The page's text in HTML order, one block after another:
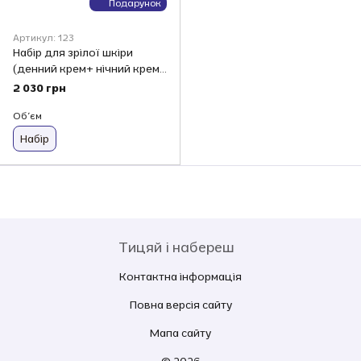
Подарунок
Артикул: 123
Набір для зрілої шкіри
(денний крем+ нічний крем)
Smart 4 Derma Age
2 030 грн
Обʼєм
Набір
Тицяй і набереш
Контактна інформація
Повна версія сайту
Мапа сайту